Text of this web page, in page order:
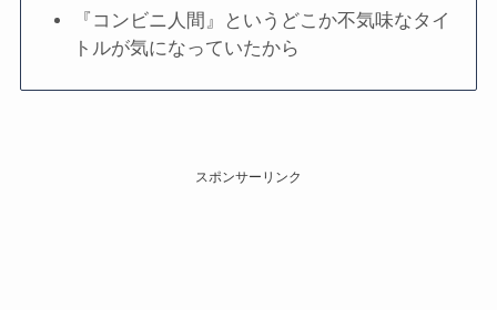
『コンビニ人間』というどこか不気味なタイ
トルが気になっていたから
スポンサーリンク